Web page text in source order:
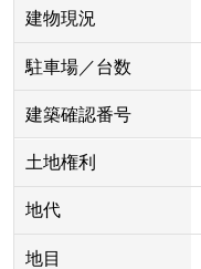
建物現況
駐車場／台数
建築確認番号
土地権利
地代
地目